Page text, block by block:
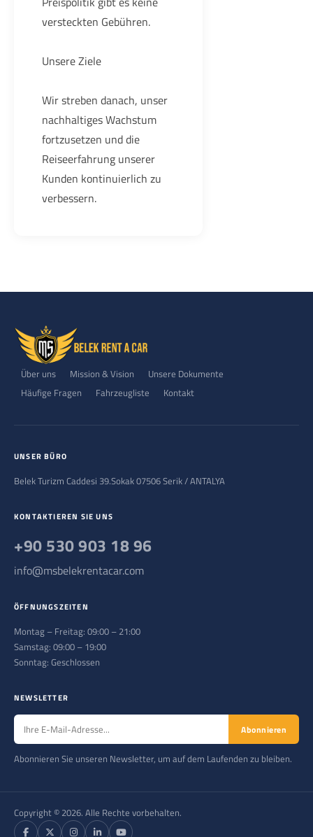
versteckten Gebühren.
Unsere Ziele
Wir streben danach, unser
nachhaltiges Wachstum
fortzusetzen und die
Reiseerfahrung unserer
Kunden kontinuierlich zu
verbessern.
Über uns Mission & Vision
Unsere Dokumente
Häufige Fragen
Fahrzeugliste Kontakt
UNSER BÜRO
Belek Turizm Caddesi 39.Sokak 07506 Serik / ANTALYA
KONTAKTIEREN SIE UNS
+90 530 903 18 96
info@msbelekrentacar.com
ÖFFNUNGSZEITEN
Montag – Freitag: 09:00 – 21:00
Samstag: 09:00 – 19:00
Sonntag: Geschlossen
NEWSLETTER
Abonnieren
Abonnieren Sie unseren Newsletter, um auf dem Laufenden zu bleiben.
Copyright © 2026. Alle Rechte vorbehalten.